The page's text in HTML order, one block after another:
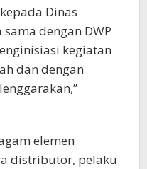
Dinas
dengan DWP
kegiatan
dan dengan
elemen
distributor, pelaku